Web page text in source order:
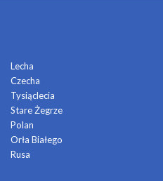
Lecha
Czecha
Tysiąclecia
Stare Żegrze
Polan
Orła Białego
Rusa